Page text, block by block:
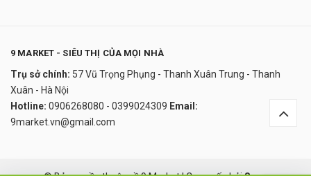
9 MARKET - SIÊU THỊ CỦA MỌI NHÀ
Trụ sở chính: 57 Vũ Trọng Phụng - Thanh Xuân Trung - Thanh
Xuân - Hà Nội
Hotline: 0906268080 - 0399024309 Email:
9market.vn@gmail.com
Agafia
120.000₫
undefined
Đây là giải pháp trải nghiệm phát triển bởi EGANY